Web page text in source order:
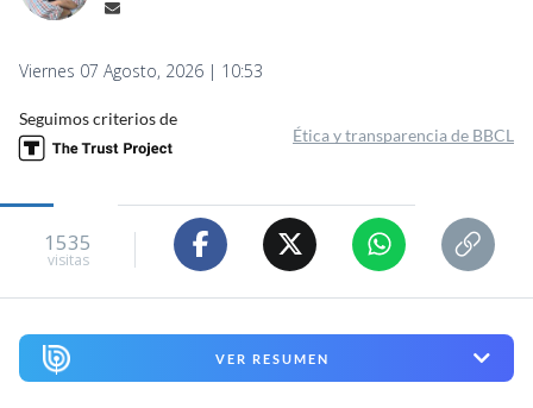
Viernes 07 Agosto, 2026 | 10:53
Seguimos criterios de
Ética y transparencia de BBCL
1535
visitas
VER RESUMEN